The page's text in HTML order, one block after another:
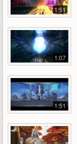
1:51
1:07
1:51